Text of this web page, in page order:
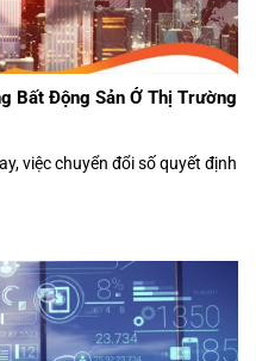
Bất Động Sản Ở Thị Trường
việc chuyển đổi số quyết định